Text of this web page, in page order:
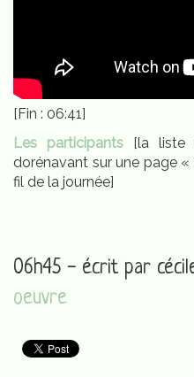
[Fin : 06:41]
Les participants [la liste
dorénavant sur une page
fil de la journée]
06h45 - écrit par
oeuvre